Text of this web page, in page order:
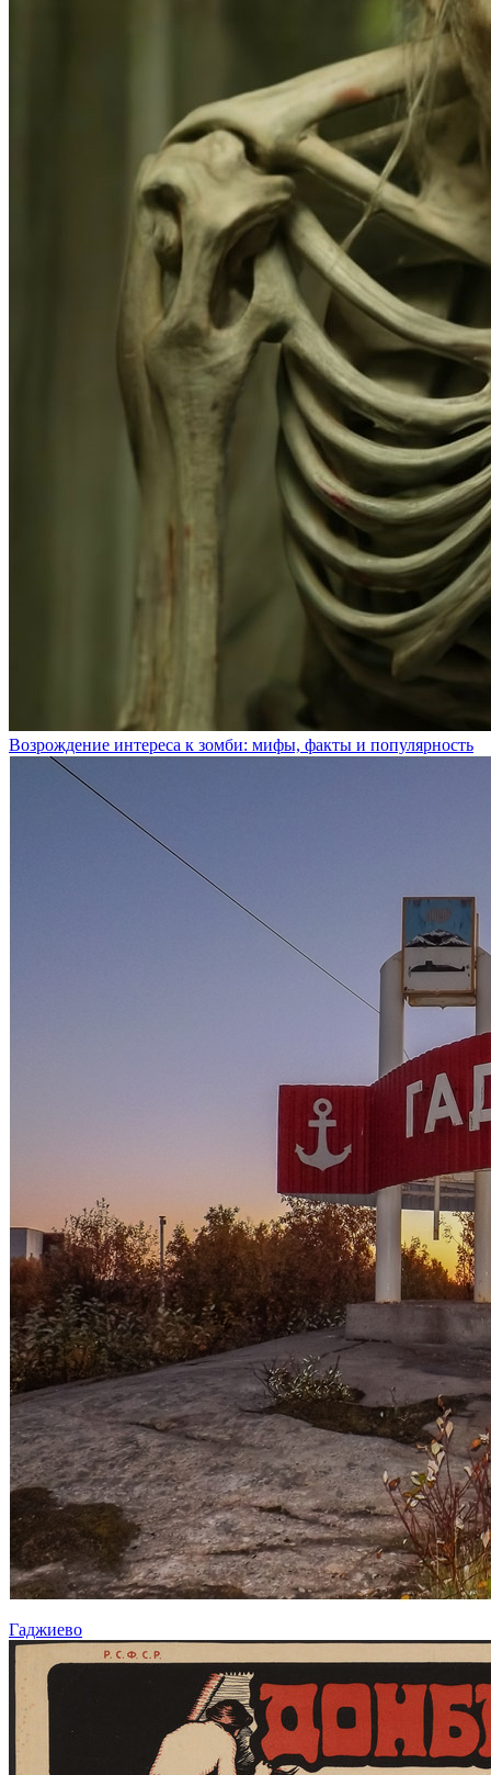
Возрождение интереса к зомби: мифы, факты и популярность
Гаджиево